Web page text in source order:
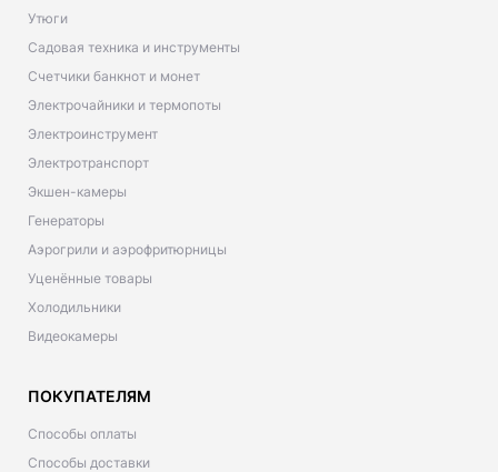
Утюги
Садовая техника и инструменты
Счетчики банкнот и монет
Электрочайники и термопоты
Электроинструмент
Электротранспорт
Экшен-камеры
Генераторы
Аэрогрили и аэрофритюрницы
Уценённые товары
Холодильники
Видеокамеры
ПОКУПАТЕЛЯМ
Способы оплаты
Способы доставки